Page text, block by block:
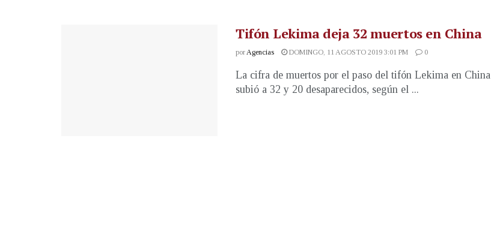
Tifón Lekima deja 32 muertos en China
porAgencias DOMINGO, 11 AGOSTO 2019 3:01 PM 0
La cifra de muertos por el paso del tifón Lekima en China
subió a 32 y 20 desaparecidos, según el ...